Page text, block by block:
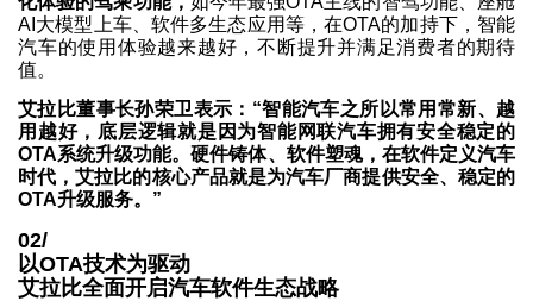
AI大模型上车、软件多生态应用等，在OTA的加持下，智能
汽车的使用体验越来越好，不断提升并满足消费者的期待
值。
艾拉比董事长孙荣卫表示：“智能汽车之所以常用常新、越
用越好，底层逻辑就是因为智能网联汽车拥有安全稳定的
OTA系统升级功能。硬件铸体、软件塑魂，在软件定义汽车
时代，艾拉比的核心产品就是为汽车厂商提供安全、稳定的
OTA升级服务。”
02/
以OTA技术为驱动
艾拉比全面开启汽车软件生态战略